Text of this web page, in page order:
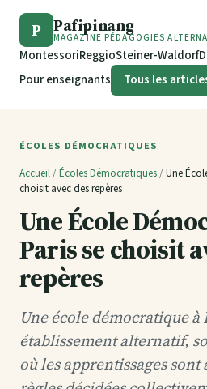
P Pafipinang
MAGAZINE PÉDAGOGIES
MontessoriReggioSteiner-Waldorf
Pour enseignants
Tous les
ÉCOLES DÉMOCRATIQUES
Accueil /Écoles Démocratiques /Une
choisit avec des repères
Une École
Paris se choisit
repères
Une école démocratique à
établissement alternatif,
où les apprentissages